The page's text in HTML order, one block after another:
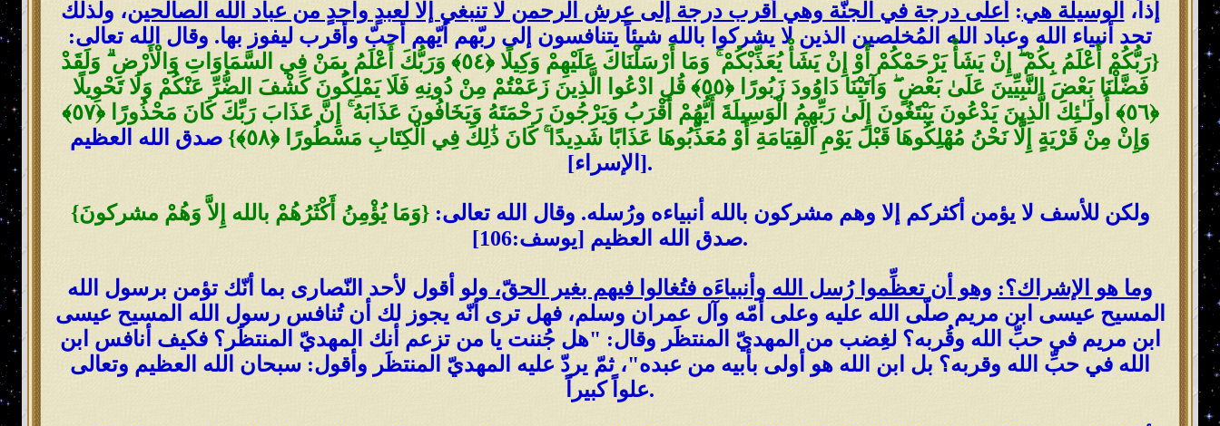
إذاً، الوسيلة هي: أعلى درجة في الجنّة وهي أقرب درجة إلى عرش الرحمن لا تنبغي إلا لعبدٍ واحدٍ من عباد الله الصالحين، ولذلك
تجد أنبياء الله وعباد الله المُخلصين الذين لا يشركوا بالله شيئاً يتنافسون إلى ربّهم أيّهم أحبّ وأقرب ليفوز بها. وقال الله تعالى:
{
رَبُّكُمْ أَعْلَمُ بِكُمْ ۖ إِنْ يَشَأْ يَرْحَمْكُمْ أَوْ إِنْ يَشَأْ يُعَذِّبْكُمْ ۚ وَمَا أَرْسَلْنَاكَ عَلَيْهِمْ وَكِيلًا ﴿٥٤﴾ وَرَبُّكَ أَعْلَمُ بِمَنْ فِي السَّمَاوَاتِ وَالْأَرْضِ ۗ وَلَقَدْ
فَضَّلْنَا بَعْضَ النَّبِيِّينَ عَلَىٰ بَعْضٍ ۖ وَآتَيْنَا دَاوُودَ زَبُورًا ﴿٥٥﴾ قُلِ ادْعُوا الَّذِينَ زَعَمْتُمْ مِنْ دُونِهِ فَلَا يَمْلِكُونَ كَشْفَ الضُّرِّ عَنْكُمْ وَلَا تَحْوِيلًا
﴿٥٦﴾ أُولَـٰئِكَ الَّذِينَ يَدْعُونَ يَبْتَغُونَ إِلَىٰ رَبِّهِمُ الْوَسِيلَةَ أَيُّهُمْ أَقْرَبُ وَيَرْجُونَ رَحْمَتَهُ وَيَخَافُونَ عَذَابَهُ ۚ إِنَّ عَذَابَ رَبِّكَ كَانَ مَحْذُورًا ﴿٥٧﴾
وَإِنْ مِنْ قَرْيَةٍ إِلَّا نَحْنُ مُهْلِكُوهَا قَبْلَ يَوْمِ الْقِيَامَةِ أَوْ مُعَذِّبُوهَا عَذَابًا شَدِيدًا ۚ كَانَ ذَٰلِكَ فِي الْكِتَابِ مَسْطُورًا ﴿٥٨﴾
} صدق الله العظيم
[الإسراء].
ولكن للأسف لا يؤمن أكثركم إلا وهم مشركون بالله أنبياءه ورُسله. وقال الله تعالى:{وَمَا يُؤْمِنُ أَكْثَرُهُمْ بالله إِلاَّ وَهُمْ مشركونَ}
صدق الله العظيم [يوسف:106].
وما هو الإشراك؟: وهو أن تعظِّموا رُسل الله وأنبياءَه فتُغالوا فيهم بغير الحقّ، ولو أقول لأحد النّصارى بما أنّك تؤمن برسول الله
المسيح عيسى ابن مريم صلّى الله عليه وعلى أمّه وآل عمران وسلم، فهل ترى أنّه يجوز لك أن تُنافس رسول الله المسيح عيسى
ابن مريم في حبِّ الله وقُربه؟ لغِضب من المهديّ المنتظَر وقال: "هل جُننت يا من تزعم أنك المهديّ المنتظَر؟ فكيف أنافس ابن
الله في حبِّ الله وقربه؟ بل ابن الله هو أولى بأبيه من عبده"، ثمّ يردّ عليه المهديّ المنتظَر وأقول: سبحان الله العظيم وتعالى
علواً كبيراً.